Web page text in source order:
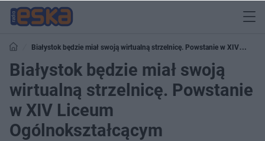
Białystok będzie miał swoją wirtualną strzelnicę. Powstanie w XIV
Liceum Ogólnokształcącym
Białystok będzie miał swoją
wirtualną strzelnicę. Powstanie
w XIV Liceum
Ogólnokształcącym